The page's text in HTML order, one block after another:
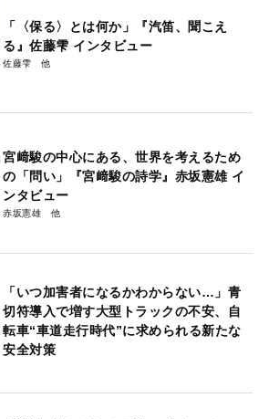
「〈保る〉とは何か」『汽笛、聞こえ
る』佐藤雫 インタビュー
佐藤雫
宮﨑駿の中心にある、世界を考えるため
の「問い」『宮﨑駿の詩学』赤坂憲雄 イ
ンタビュー
赤坂憲雄
「いつ加害者になるかわからない…」青
切符導入で増す大型トラックの不安、自
転車“車道走行時代”に求められる新たな
安全対策